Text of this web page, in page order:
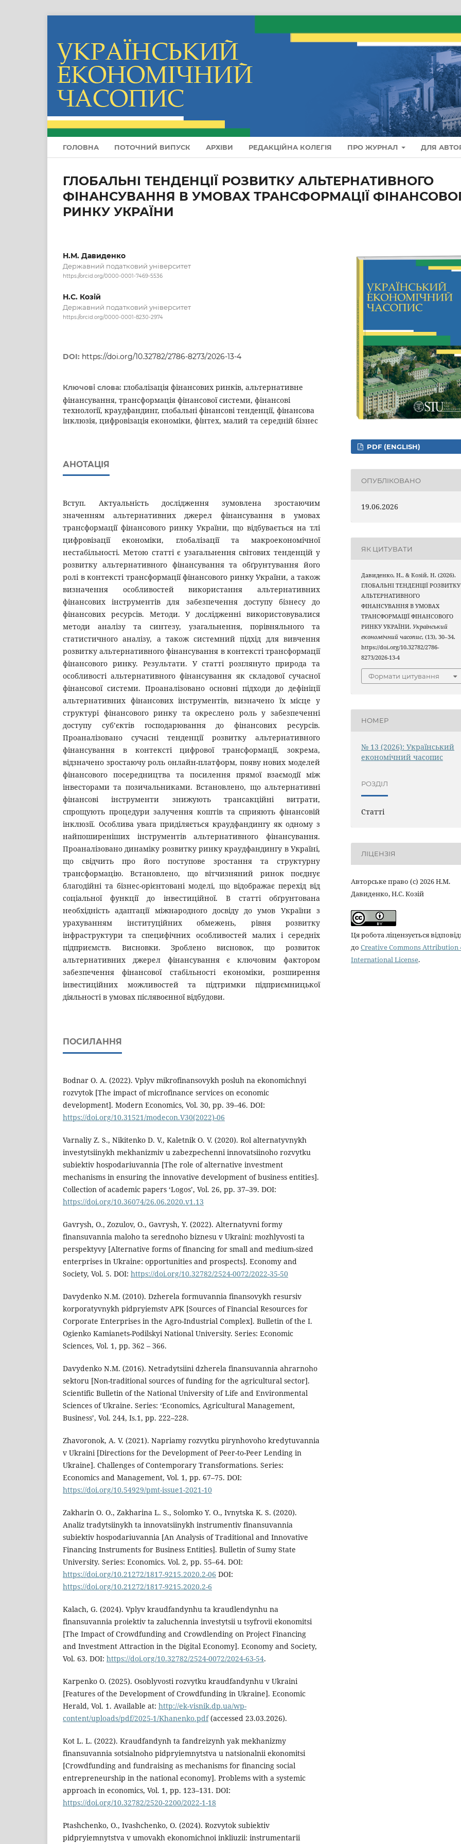
ГОЛОВНА ПОТОЧНИЙ ВИПУСК АРХІВИ РЕДАКЦІЙНА КОЛЕГІЯ ПРО ЖУРНАЛ ДЛЯ
ГЛОБАЛЬНІ ТЕНДЕНЦІЇ РОЗВИТКУ АЛЬТЕРНАТИВНОГО
ФІНАНСУВАННЯ В УМОВАХ ТРАНСФОРМАЦІЇ
РИНКУ УКРАЇНИ
Н.М. Давиденко
Державний податковий університет
https://orcid.org/0000-0001-7469-5536
Н.С. Козій
Державний податковий університет
https://orcid.org/0000-0001-8230-2974
DOI: https://doi.org/10.32782/2786-8273/2026-13-4
Ключові слова: глобалізація фінансових ринків, альтернативне
фінансування, трансформація фінансової системи, фінансові
технології, краудфандинг, глобальні фінансові тенденції, фінансова
інклюзія, цифровізація економіки, фінтех, малий та середній бізнес
АНОТАЦІЯ
Вступ. Актуальність дослідження зумовлена зростаючим
значенням альтернативних джерел фінансування в умовах
трансформації фінансового ринку України, що відбувається на тлі
цифровізації економіки, глобалізації та макроекономічної
нестабільності. Метою статті є узагальнення світових тенденцій у
розвитку альтернативного фінансування та обґрунтування його
ролі в контексті трансформації фінансового ринку України, а також
визначення особливостей використання альтернативних
фінансових інструментів для забезпечення доступу бізнесу до
фінансових ресурсів. Методи. У дослідженні використовувалися
методи аналізу та синтезу, узагальнення, порівняльного та
статистичного аналізу, а також системний підхід для вивчення
розвитку альтернативного фінансування в контексті трансформації
фінансового ринку. Результати. У статті розглянуто природа та
особливості альтернативного фінансування як складової сучасної
фінансової системи. Проаналізовано основні підходи до дефініції
альтернативних фінансових інструментів, визначено їх місце у
структурі фінансового ринку та окреслено роль у забезпеченні
доступу суб’єктів господарювання до фінансових ресурсів.
Проаналізовано сучасні тенденції розвитку альтернативного
фінансування в контексті цифрової трансформації, зокрема,
відзначено зростаючу роль онлайн-платформ, появу нових моделей
фінансового посередництва та посилення прямої взаємодії між
інвесторами та позичальниками. Встановлено, що альтернативні
фінансові інструменти знижують трансакційні витрати,
спрощують процедури залучення коштів та сприяють фінансовій
інклюзії. Особлива увага приділяється краудфандингу як одному з
найпоширеніших інструментів альтернативного фінансування.
Проаналізовано динаміку розвитку ринку краудфандингу в Україні,
що свідчить про його поступове зростання та структурну
трансформацію. Встановлено, що вітчизняний ринок поєднує
благодійні та бізнес-орієнтовані моделі, що відображає перехід від
соціальної функції до інвестиційної. В статті обґрунтована
необхідність адаптації міжнародного досвіду до умов України з
урахуванням інституційних обмежень, рівня розвитку
інфраструктури та специфічних особливостей малих і середніх
підприємств. Висновки. Зроблено висновок, що розвиток
альтернативних джерел фінансування є ключовим фактором
забезпечення фінансової стабільності економіки, розширення
інвестиційних можливостей та підтримки підприємницької
діяльності в умовах післявоєнної відбудови.
ПОСИЛАННЯ
Bodnar О. А. (2022). Vplyv mikrofinansovykh posluh na ekonomichnyi
rozvytok [The impact of microfinance services on economic
development]. Modern Economics, Vol. 30, pp. 39–46. DOI:
https://doi.org/10.31521/modecon.V30(2022)-06
Varnaliy Z. S., Nikitenko D. V., Kaletnik O. V. (2020). Rol alternatyvnykh
investytsiinykh mekhanizmiv u zabezpechenni innovatsiinoho rozvytku
subiektiv hospodariuvannia [The role of alternative investment
mechanisms in ensuring the innovative development of business entities].
Collection of academic papers ‘Logos’, Vol. 26, pp. 37–39. DOI:
https://doi.org/10.36074/26.06.2020.v1.13
Gavrysh, O., Zozulov, O., Gavrysh, Y. (2022). Alternatyvni formy
finansuvannia maloho ta serednoho biznesu v Ukraini: mozhlyvosti ta
perspektyvy [Alternative forms of financing for small and medium-sized
enterprises in Ukraine: opportunities and prospects]. Economy and
Society, Vol. 5. DOI: https://doi.org/10.32782/2524-0072/2022-35-50
Davydenko N.M. (2010). Dzherela formuvannia finansovykh resursiv
korporatyvnykh pidpryiemstv APK [Sources of Financial Resources for
Corporate Enterprises in the Agro-Industrial Complex]. Bulletin of the I.
Ogienko Kamianets-Podilskyi National University. Series: Economic
Sciences, Vol. 1, pp. 362 – 366.
Davydenko N.M. (2016). Netradytsiini dzherela finansuvannia ahrarnoho
sektoru [Non-traditional sources of funding for the agricultural sector].
Scientific Bulletin of the National University of Life and Environmental
Sciences of Ukraine. Series: ‘Economics, Agricultural Management,
Business’, Vol. 244, Is.1, pp. 222–228.
Zhavoronok, A. V. (2021). Napriamy rozvytku pirynhovoho kredytuvannia
v Ukraini [Directions for the Development of Peer-to-Peer Lending in
Ukraine]. Challenges of Contemporary Transformations. Series:
Economics and Management, Vol. 1, pp. 67–75. DOI:
https://doi.org/10.54929/pmt-issue1-2021-10
Zakharin O. O., Zakharina L. S., Solomko Y. O., Ivnytska K. S. (2020).
Analiz tradytsiinykh ta innovatsiinykh instrumentiv finansuvannia
subiektiv hospodariuvannia [An Analysis of Traditional and Innovative
Financing Instruments for Business Entities]. Bulletin of Sumy State
University. Series: Economics. Vol. 2, pp. 55–64. DOI:
https://doi.org/10.21272/1817-9215.2020.2-06 DOI:
https://doi.org/10.21272/1817-9215.2020.2-6
Kalach, G. (2024). Vplyv kraudfandynhu ta kraudlendynhu na
finansuvannia proiektiv ta zaluchennia investytsii u tsyfrovii ekonomitsi
[The Impact of Crowdfunding and Crowdlending on Project Financing
and Investment Attraction in the Digital Economy]. Economy and Society,
Vol. 63. DOI: https://doi.org/10.32782/2524-0072/2024-63-54.
Karpenko O. (2025). Osoblyvosti rozvytku kraudfandynhu v Ukraini
[Features of the Development of Crowdfunding in Ukraine]. Economic
Herald, Vol. 1. Available at: http://ek-visnik.dp.ua/wp-
content/uploads/pdf/2025-1/Khanenko.pdf(accessed 23.03.2026).
Kot L. L. (2022). Kraudfandynh ta fandreizynh yak mekhanizmy
finansuvannia sotsialnoho pidpryiemnytstva u natsionalnii ekonomitsi
[Crowdfunding and fundraising as mechanisms for financing social
entrepreneurship in the national economy]. Problems with a systemic
approach in economics, Vol. 1, pp. 123–131. DOI:
https://doi.org/10.32782/2520-2200/2022-1-18
Ptashchenko, O., Ivashchenko, O. (2024). Rozvytok subiektiv
pidpryiemnytstva v umovakh ekonomichnoi inkliuzii: instrumentarii
PDF (ENGLISH)
ОПУБЛІКОВАНО
19.06.2026
ЯК ЦИТУВАТИ
Давиденко, Н., & Козій, Н. (2026).
ГЛОБАЛЬНІ ТЕНДЕНЦІЇ РОЗВИТКУ
АЛЬТЕРНАТИВНОГО
ФІНАНСУВАННЯ В УМОВАХ
ТРАНСФОРМАЦІЇ ФІНАНСОВОГО
РИНКУ УКРАЇНИ.Український
економічний часопис, (13), 30–34.
https://doi.org/10.32782/2786-
8273/2026-13-4
Формати цитування
НОМЕР
№ 13 (2026): Український
економічний часопис
РОЗДІЛ
Статті
ЛІЦЕНЗІЯ
Авторське право (c) 2026 Н.М.
Давиденко, Н.С. Козій
Ця робота ліцензується
до Creative Commons Attribution
International License.